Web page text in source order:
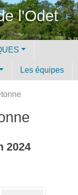
l'Odet
Les équipes
2024